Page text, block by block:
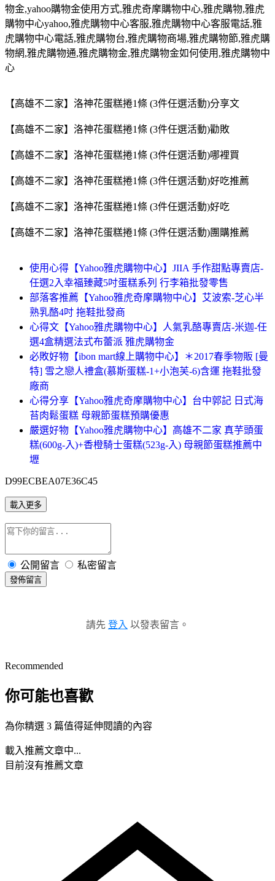
物金,yahoo購物金使用方式,雅虎奇摩購物中心,雅虎購物,雅虎
購物中心yahoo,雅虎購物中心客服,雅虎購物中心客服電話,雅
虎購物中心電話,雅虎購物台,雅虎購物商場,雅虎購物節,雅虎購
物網,雅虎購物通,雅虎購物金,雅虎購物金如何使用 ,雅虎購物中
心
【高雄不二家】洛神花蛋糕捲1條 (3件任選活動)分享文
【高雄不二家】洛神花蛋糕捲1條 (3件任選活動)勸敗
【高雄不二家】洛神花蛋糕捲1條 (3件任選活動)哪裡買
【高雄不二家】洛神花蛋糕捲1條 (3件任選活動)好吃推薦
【高雄不二家】洛神花蛋糕捲1條 (3件任選活動)好吃
【高雄不二家】洛神花蛋糕捲1條 (3件任選活動)團購推薦
使用心得【Yahoo雅虎購物中心】JIIA 手作甜點專賣店-
任選2入幸福臻藏5吋蛋糕系列 行李箱批發零售
部落客推薦【Yahoo雅虎奇摩購物中心】艾波索-芝心半
熟乳酪4吋 拖鞋批發商
心得文【Yahoo雅虎購物中心】人氣乳酪專賣店-米迦-任
選4盒精選法式布蕾派 雅虎購物金
必敗好物【ibon mart線上購物中心】＊2017春季物販 [曼
特] 雪之戀人禮盒(慕斯蛋糕-1+小泡芙-6)含運 拖鞋批發
廠商
心得分享【Yahoo雅虎奇摩購物中心】台中郭記 日式海
苔肉鬆蛋糕 母親節蛋糕預購優惠
嚴選好物【Yahoo雅虎購物中心】高雄不二家 真芋頭蛋
糕(600g-入)+香橙騎士蛋糕(523g-入) 母親節蛋糕推薦中
壢
D99ECBEA07E36C45
載入更多
公開留言 私密留言
發佈留言
請先 登入 以發表留言。
Recommended
你可能也喜歡
為你精選 3 篇值得延伸閱讀的內容
載入推薦文章中...
目前沒有推薦文章